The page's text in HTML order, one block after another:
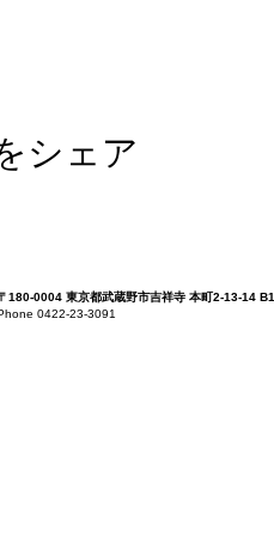
シェア
180-0004 東京都武蔵野市吉祥寺 本町2-13-14 B1
0422-23-3091